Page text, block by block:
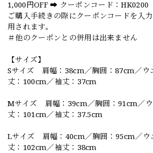
1,000円OFF ➡️ クーポンコード：HK0200
ご購入手続きの際にクーポンコードを入
用されます。
＃他のクーポンとの併用は出来ません
【サイズ】
Sサイズ 肩幅：38cm／胸囲：87cm／ウ
丈：100cm／袖丈：37cm
Mサイズ 肩幅：39cm／胸囲：91cm／
丈：101cm／袖丈：37.5cm
Lサイズ 肩幅：40cm／胸囲：95cm／ウ
丈：102cm／袖丈：38cm